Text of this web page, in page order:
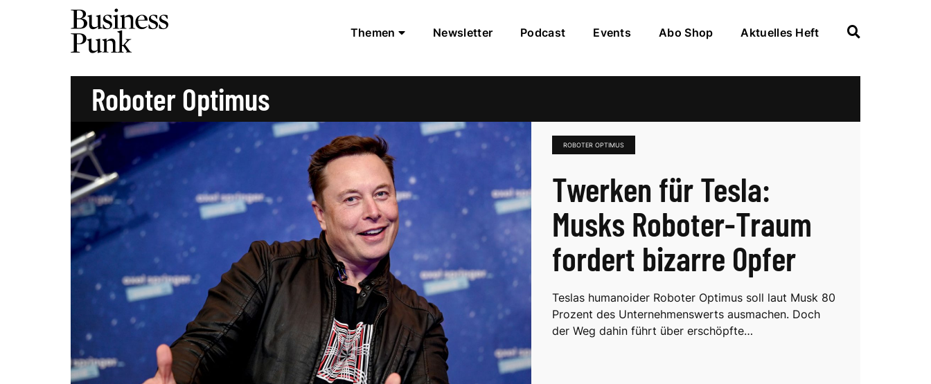
Themen Newsletter Podcast Events Abo Shop Aktuelles Heft
Roboter Optimus
ROBOTER OPTIMUS
Twerken für Tesla:
Musks Roboter-Traum
fordert bizarre Opfer
Teslas humanoider Roboter Optimus soll laut Musk 80
Prozent des Unternehmenswerts ausmachen. Doch
der Weg dahin führt über erschöpfte…